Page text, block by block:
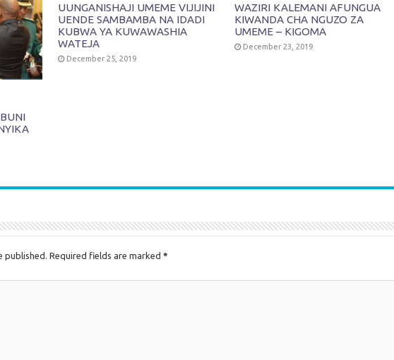
UUNGANISHAJI UMEME VIJIJINI
UENDE SAMBAMBA NA IDADI
KUBWA YA KUWAWASHIA
WATEJA
December 25, 2019
WAZIRI KALEMANI AFUNGUA
KIWANDA CHA NGUZO ZA
UMEME – KIGOMA
December 23, 2019
published. Required fields are marked *